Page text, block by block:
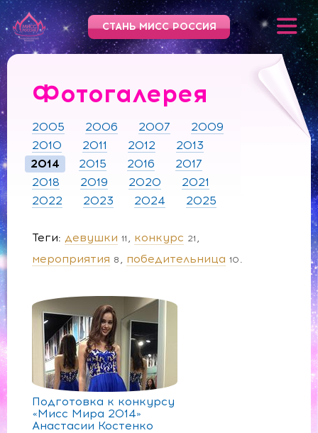
СТАНЬ МИСС РОССИЯ
Фотогалерея
2005 2006 2007
2009
2010
2011 2012
2013
2014
2015 2016
2017
2018
2019 2020
2021
2022
2023 2024 2025
Теги девушки 11 конкурс 21
мероприятия 8 победительница 10
Подготовка к конкурсу
«Мисс Мира 2014»
Анастасии Костенко